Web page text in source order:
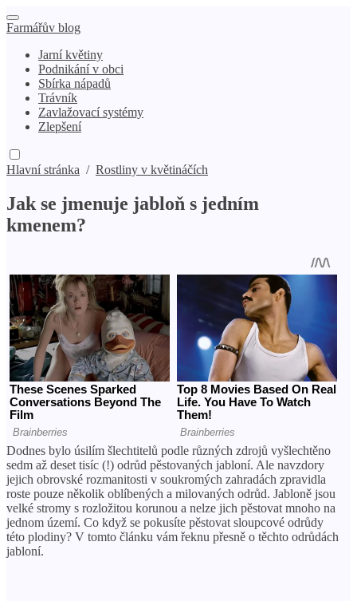
Farmářův blog
Jarní květiny
Podnikání v obci
Sbírka nápadů
Trávník
Zavlažovací systémy
Zlepšení
Hlavní stránka / Rostliny v květináčích
Jak se jmenuje jabloň s jedním
kmenem?
Dodnes bylo úsilím šlechtitelů podle různých zdrojů vyšlechtěno
sedm až deset tisíc (!) odrůd pěstovaných jabloní. Ale navzdory
jejich obrovské rozmanitosti v soukromých zahradách zpravidla
roste pouze několik oblíbených a milovaných odrůd. Jabloně jsou
velké stromy s rozložitou korunou a nelze jich pěstovat mnoho na
jednom území. Co když se pokusíte pěstovat sloupcové odrůdy
této plodiny? V tomto článku vám řeknu přesně o těchto odrůdách
jabloní.